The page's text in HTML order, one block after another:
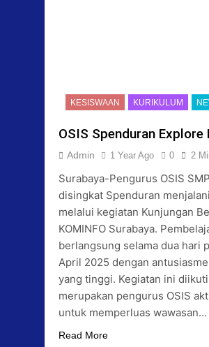
KESISWAAN KURIKULUM
OSIS Spenduran
Admin 1 Year Ago 0 2
Surabaya-Pengurus OSIS
disingkat Spenduran
melalui kegiatan Kunjungan
KOMINFO Surabaya.
berlangsung selama dua hari
April 2025 dengan
yang tinggi. Kegiatan ini
merupakan pengurus OSIS
untuk memperluas wawasan…
Read More